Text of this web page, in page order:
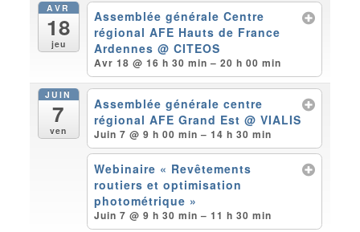
AVR
18
jeu
Assemblée générale Centre
régional AFE Hauts de France
Ardennes@ CITEOS
Avr 18 @ 16 h 30 min – 20 h 00 min
JUIN
7
ven
Assemblée générale centre
régional AFE Grand Est@ VIALIS
Juin 7 @ 9 h 00 min – 14 h 30 min
Webinaire « Revêtements
routiers et optimisation
photométrique »
Juin 7 @ 9 h 30 min – 11 h 30 min